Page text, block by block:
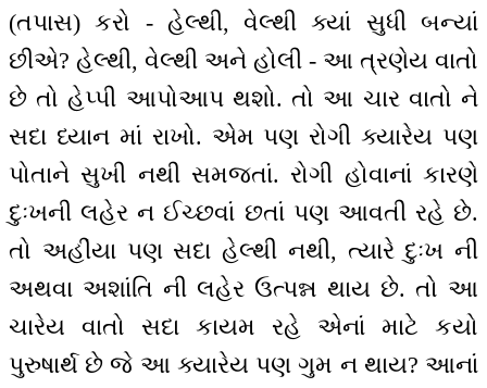
(તપાસ) કરો - હેલ્થી, વેલ્થી ક્યાં સુધી બન્યાં
છીએ? હેલ્થી, વેલ્થી અને હોલી - આ ત્રણેય વાતો
છે તો હેપ્પી આપોઆપ થશો. તો આ ચાર વાતો ને
સદા ધ્યાન માં રાખો. એમ પણ રોગી ક્યારેય પણ
પોતાને સુખી નથી સમજતાં. રોગી હોવાનાં કારણે
દુઃખની લહેર ન ઈચ્છવાં છતાં પણ આવતી રહે છે.
તો અહીંયા પણ સદા હેલ્થી નથી, ત્યારે દુઃખ ની
અથવા અશાંતિ ની લહેર ઉત્પન્ન થાય છે. તો આ
ચારેય વાતો સદા કાયમ રહે એનાં માટે કયો
પુરુષાર્થ છે જે આ ક્યારેય પણ ગુમ ન થાય? આનાં